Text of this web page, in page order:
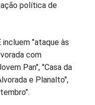
política de
"ataque às
com
Pan", "Casa da
e Planalto",